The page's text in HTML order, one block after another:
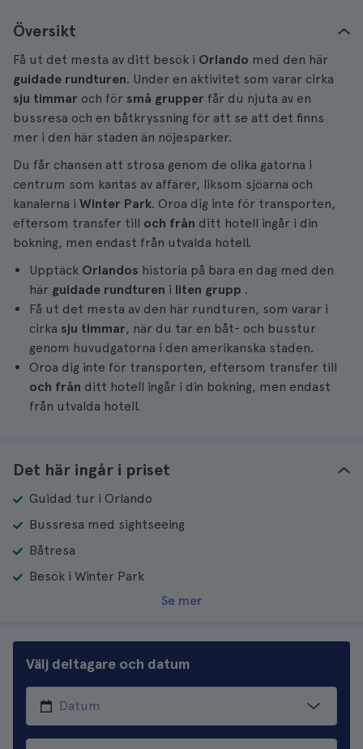
Översikt
Få ut det mesta av ditt besök i Orlando med den här
guidade rundturen. Under en aktivitet som varar cirka
sju timmar och för små grupper får du njuta av en
bussresa och en båtkryssning för att se att det finns
mer i den här staden än nöjesparker.
Du får chansen att strosa genom de olika gatorna i
centrum som kantas av affärer, liksom sjöarna och
kanalerna i Winter Park. Oroa dig inte för transporten,
eftersom transfer till och från ditt hotell ingår i din
bokning, men endast från utvalda hotell.
Upptäck Orlandos historia på bara en dag med den
här guidade rundturen i liten grupp .
Få ut det mesta av den här rundturen, som varar i
cirka sju timmar, när du tar en båt- och busstur
genom huvudgatorna i den amerikanska staden.
Oroa dig inte för transporten, eftersom transfer till
och från ditt hotell ingår i din bokning, men endast
från utvalda hotell.
Det här ingår i priset
Guidad tur i Orlando
Bussresa med sightseeing
Båtresa
Besök i Winter Park
Se mer
Välj deltagare och datum